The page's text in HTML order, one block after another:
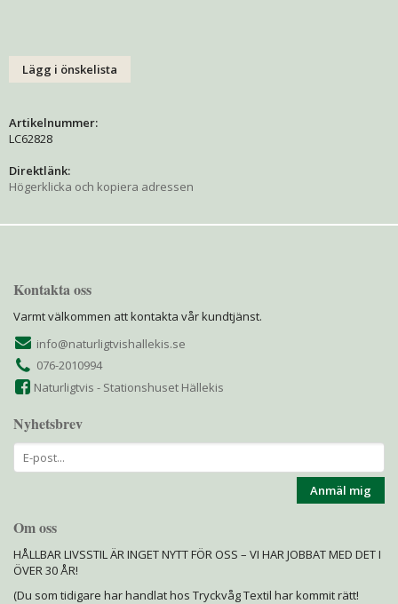
Lägg i önskelista
Artikelnummer:
LC62828
Direktlänk:
Högerklicka och kopiera adressen
Kontakta oss
Varmt välkommen att kontakta vår kundtjänst.
info@naturligtvishallekis.se
076-2010994
Naturligtvis - Stationshuset Hällekis
Nyhetsbrev
Anmäl mig
Om oss
HÅLLBAR LIVSSTIL ÄR INGET NYTT FÖR OSS – VI HAR JOBBAT MED DET I
ÖVER 30 ÅR!
(Du som tidigare har handlat hos Tryckvåg Textil har kommit rätt!